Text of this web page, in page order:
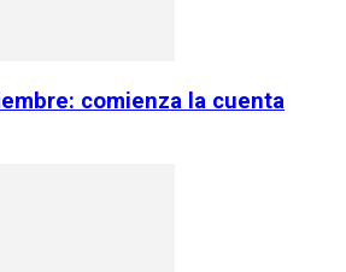
comienza la cuenta